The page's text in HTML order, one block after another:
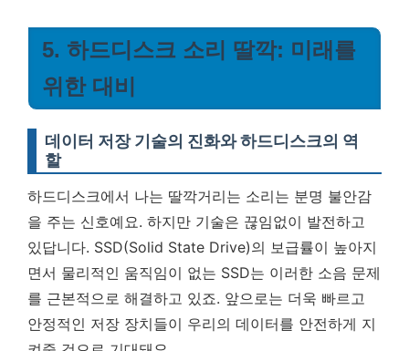
5. 하드디스크 소리 딸깍: 미래를
위한 대비
데이터 저장 기술의 진화와 하드디스크의 역
할
하드디스크에서 나는 딸깍거리는 소리는 분명 불안감
을 주는 신호예요. 하지만 기술은 끊임없이 발전하고
있답니다. SSD(Solid State Drive)의 보급률이 높아지
면서 물리적인 움직임이 없는 SSD는 이러한 소음 문제
를 근본적으로 해결하고 있죠. 앞으로는 더욱 빠르고
안정적인 저장 장치들이 우리의 데이터를 안전하게 지